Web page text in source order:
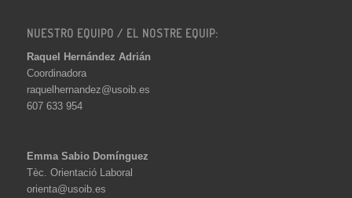
NUESTRO EQUIPO / EL NOSTRE EQUIP:
Raquel Hernández Adrián
Coordinadora
raquelhernandez@usoib.es
607 633 954
Emma Sabio Domínguez
Tèc. Orientació Laboral
orienta@usoib.es